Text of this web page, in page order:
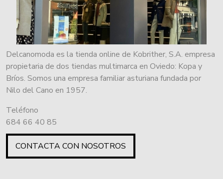
Delcanomoda es la tienda online de Kobrither, S.A. empresa
propietaria de dos tiendas multimarca en Oviedo: Kopa y
Bríos. Somos una empresa familiar asturiana fundada por
Nilo del Cano en 1957.
Teléfono
684 66 40 85
CONTACTA CON NOSOTROS